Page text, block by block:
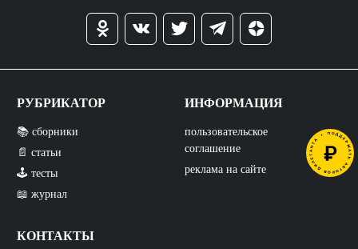
РУБРИКАТОР
📚 сборники
📄 статьи
🕹️ тесты
📖 журнал
КОНТАКТЫ
ИНФОРМАЦИЯ
пользовательское
соглашение
реклама на сайте